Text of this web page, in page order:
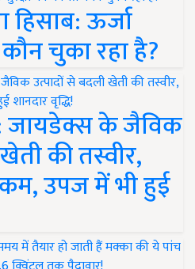
ऊर्जा
चुका रहा है?
जायडेक्स के जैविक
की तस्वीर,
उपज में भी हुई